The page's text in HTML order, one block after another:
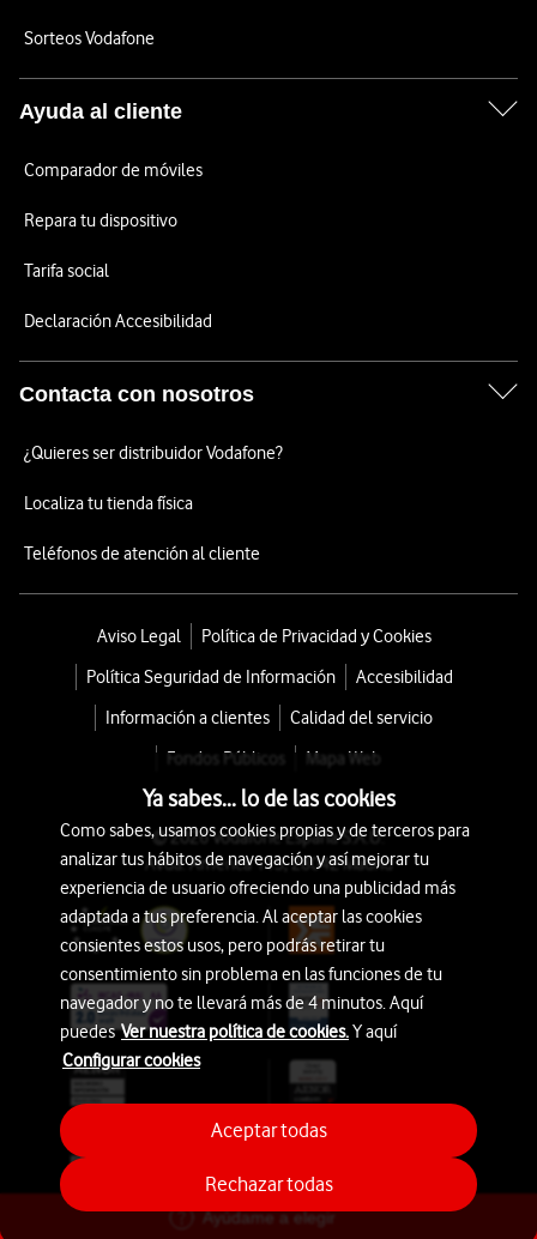
Ayúdame a elegir
Sorteos Vodafone
Ayuda al cliente
Comparador de móviles
Repara tu dispositivo
Tarifa social
Declaración Accesibilidad
Contacta con nosotros
¿Quieres ser distribuidor Vodafone?
Localiza tu tienda física
Teléfonos de atención al cliente
Aviso Legal
Política de Privacidad y Cookies
Política Seguridad de Información
Accesibilidad
Información a clientes
Calidad del servicio
Fondos Públicos
Mapa Web
© 2026 Vodafone España S.A.U.
Avda. América 115, 28042 Madrid
Ya sabes... lo de las cookies
Como sabes, usamos cookies propias y de terceros para
analizar tus hábitos de navegación y así mejorar tu
experiencia de usuario ofreciendo una publicidad más
adaptada a tus preferencia. Al aceptar las cookies
consientes estos usos, pero podrás retirar tu
consentimiento sin problema en las funciones de tu
navegador y no te llevará más de 4 minutos. Aquí
puedesVer nuestra política de cookies.Y aquí
Configurar cookies
Rechazar todas
Aceptar todas